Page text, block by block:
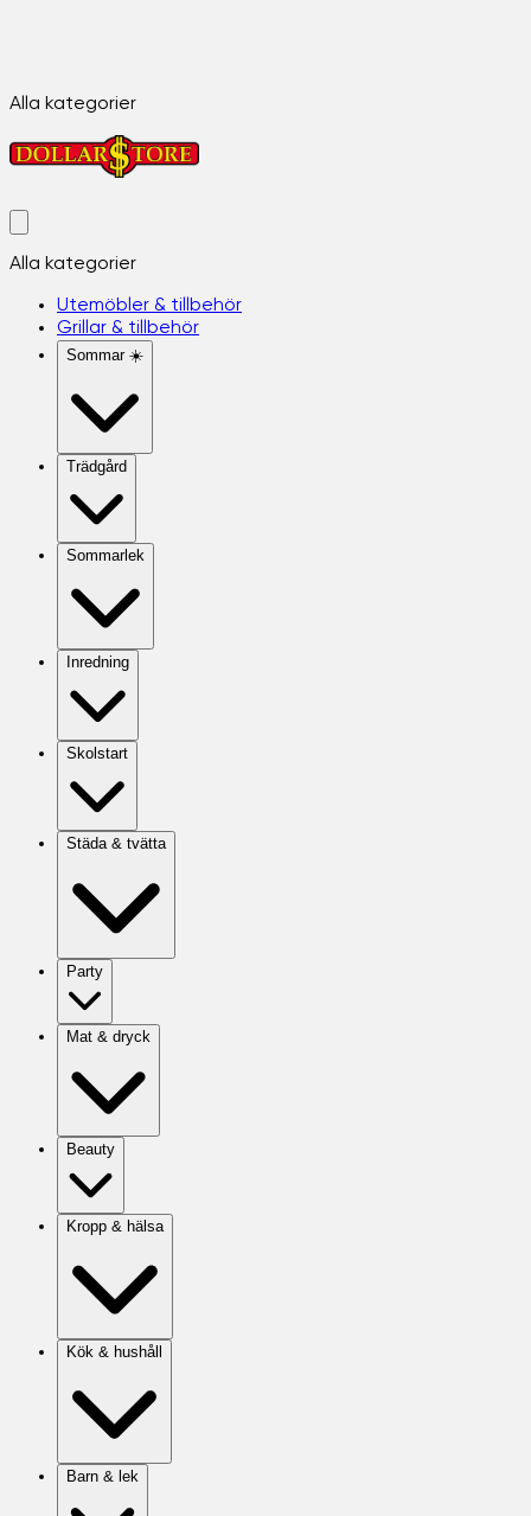
Alla kategorier
Alla kategorier
Utemöbler & tillbehör
Grillar & tillbehör
Sommar ☀️
Trädgård
Sommarlek
Inredning
Skolstart
Städa & tvätta
Party
Mat & dryck
Beauty
Kropp & hälsa
Kök & hushåll
Barn & lek